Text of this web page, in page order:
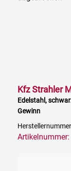
Kfz Strahler
Edelstahl,
Gewinn